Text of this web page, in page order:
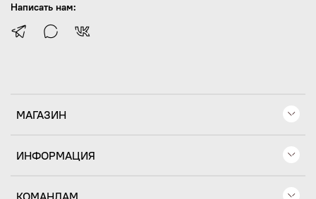
МАГАЗИН
ИНФОРМАЦИЯ
Написать нам: